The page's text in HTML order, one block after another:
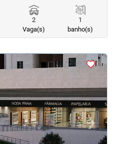
2
Vaga(s)
1
banho(s)
›Next